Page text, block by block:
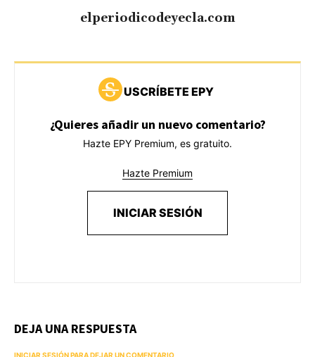
elperiodicodeyecla.com
USCRÍBETE EPY
¿Quieres añadir un nuevo comentario?
Hazte EPY Premium, es gratuito.
Hazte Premium
INICIAR SESIÓN
DEJA UNA RESPUESTA
INICIAR SESIÓN PARA DEJAR UN COMENTARIO